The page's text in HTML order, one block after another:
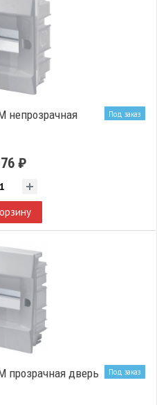
Под заказ
непрозрачная
₽
Под заказ
прозрачная дверь